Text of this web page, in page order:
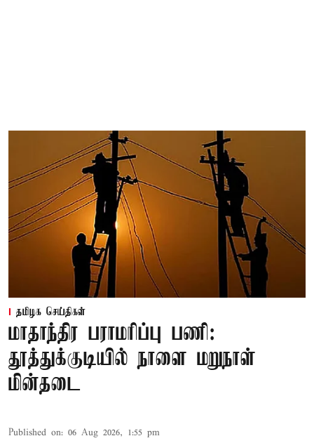
தமிழக செய்திகள்
மாதாந்திர பராமரிப்பு பணி:
தூத்துக்குடியில் நாளை மறுநாள்
மின்தடை
Published on: 06 Aug 2026, 1:55 pm